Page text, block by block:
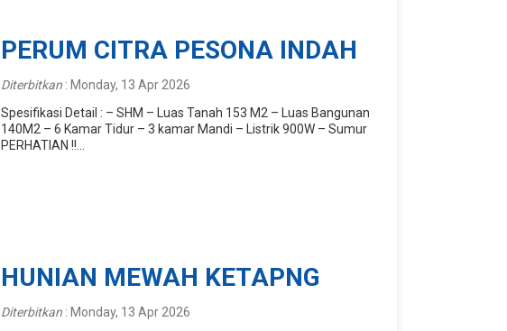
PERUM CITRA PESONA INDAH
Diterbitkan : Monday, 13 Apr 2026
Spesifikasi Detail : – SHM – Luas Tanah 153 M2 – Luas Bangunan
140M2 – 6 Kamar Tidur – 3 kamar Mandi – Listrik 900W – Sumur
PERHATIAN !!...
HUNIAN MEWAH KETAPNG
Diterbitkan : Monday, 13 Apr 2026